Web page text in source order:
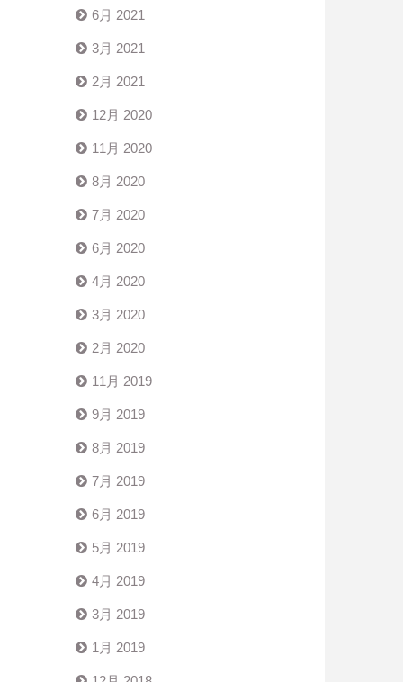
6月 2021
3月 2021
2月 2021
12月 2020
11月 2020
8月 2020
7月 2020
6月 2020
4月 2020
3月 2020
2月 2020
11月 2019
9月 2019
8月 2019
7月 2019
6月 2019
5月 2019
4月 2019
3月 2019
1月 2019